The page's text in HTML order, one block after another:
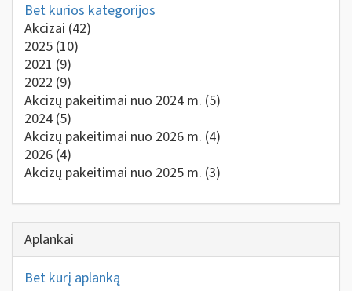
Bet kurios kategorijos
Akcizai (42)
2025 (10)
2021 (9)
2022 (9)
Akcizų pakeitimai nuo 2024 m. (5)
2024 (5)
Akcizų pakeitimai nuo 2026 m. (4)
2026 (4)
Akcizų pakeitimai nuo 2025 m. (3)
Aplankai
Bet kurį aplanką